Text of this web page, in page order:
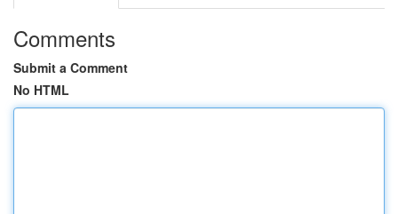
Comments
Submit a Comment
No HTML